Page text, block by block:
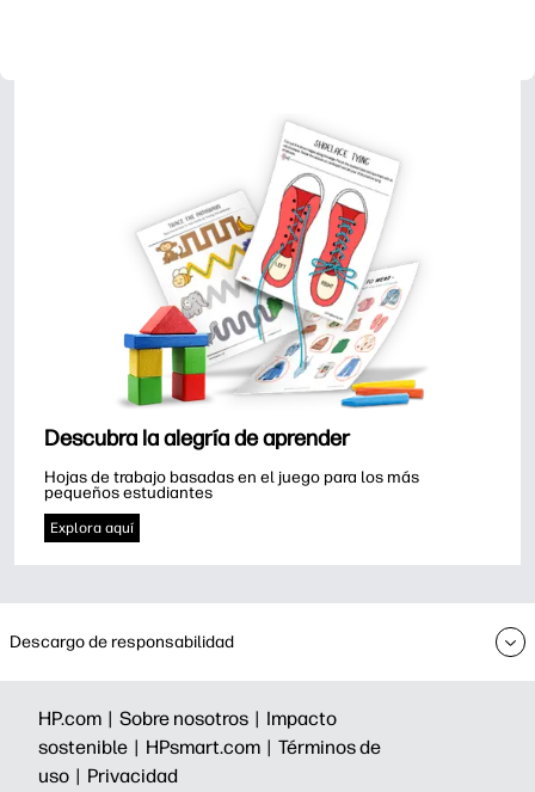
Descubra la alegría de aprender
Hojas de trabajo basadas en el juego para los más
pequeños estudiantes
Explora aquí
Descargo de responsabilidad
HP.com | Sobre nosotros | Impacto
sostenible | HPsmart.com | Términos de
uso | Privacidad